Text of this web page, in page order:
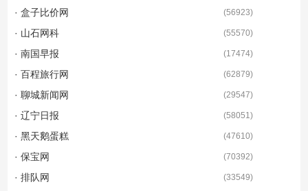
· 盒子比价网 (56923)
· 山石网科 (55570)
· 南国早报 (17474)
· 百程旅行网 (62879)
· 聊城新闻网 (29547)
· 辽宁日报 (58051)
· 黑天鹅蛋糕 (47610)
· 保宝网 (70392)
· 排队网 (33549)